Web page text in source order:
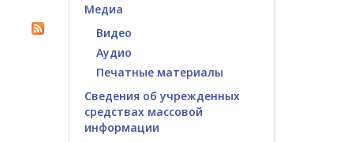
Медиа
Видео
Аудио
Печатные материалы
Сведения об учрежденных
средствах массовой
информации